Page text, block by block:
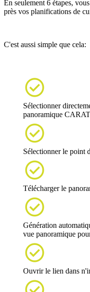
En seulement 6 étapes,
près vos planifications de
C'est aussi simple que cela:

Sélectionner
panoramique

Sélectionner le point

Télécharger le

Génération
vue panoramique

Ouvrir le lien dans